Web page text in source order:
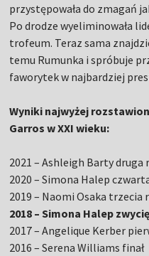
przystępowała do zmagań
Po drodze wyeliminowała
trofeum. Teraz sama
temu Rumunka i spróbuje
faworytek w najbardziej
Wyniki najwyżej
Garros w XXI wieku:
2021 – Ashleigh Barty druga
2020 – Simona Halep
2019 – Naomi Osaka trzecia
2018 – Simona Halep
2017 – Angelique Kerber
2016 – Serena Williams finał